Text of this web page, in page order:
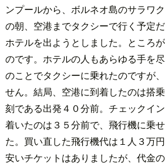
ンプールから、ボルネオ島のサラワ
の朝、空港までタクシーで行く予定
ホテルを出ようとしました。ところ
のです。ホテルの人もあらゆる手を
のことでタクシーに乗れたのですが
せん。結局、空港に到着したのは搭
刻である出発４０分前。チェックイ
着いたのは３５分前で、飛行機に乗
た。買い直した飛行機代は１人３万
安いチケットはありましたが、代金